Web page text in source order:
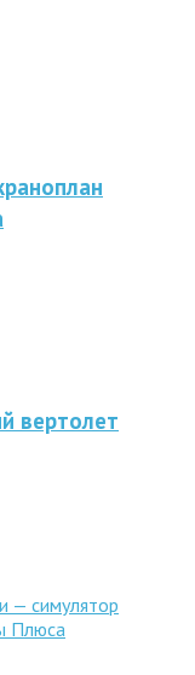
вертолет
— симулятор
Плюса